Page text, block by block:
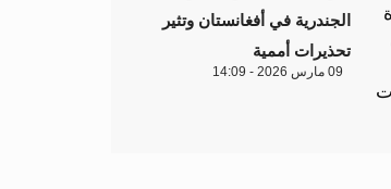
الجندرية في أفغانستان وتثير
تحذيرات أممية
09 مارس 2026 - 14:09